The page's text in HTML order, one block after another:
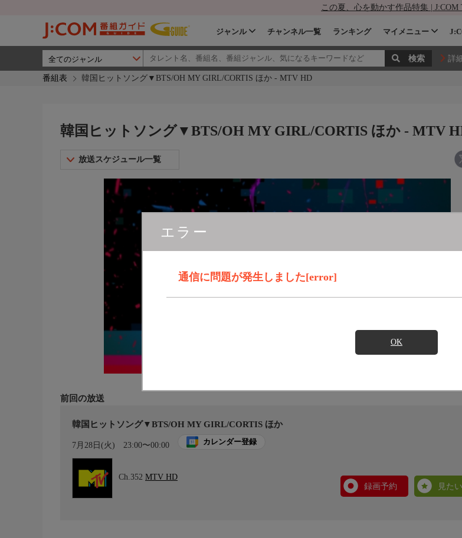
この夏、心を動かす作品特集 | J:COM
ジャンル チャンネル一覧 ランキング マイメニュー
詳
番組表 韓国ヒットソング▼BTS/OH MY GIRL/CORTIS ほか - MTV HD
エラー
通信に問題が発生しました[error]
OK
韓国ヒットソング▼BTS/OH MY GIRL/CORTIS ほか - MTV
放送スケジュール一覧
前回の放送
韓国ヒットソング▼BTS/OH MY GIRL/CORTIS ほか
7月28日(火) 23:00〜00:00 カレンダー登録
Ch.352 MTV HD
録画予約
見たい